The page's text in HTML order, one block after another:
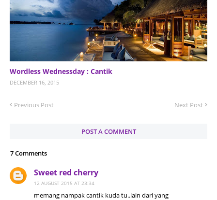
Wordless Wednessday : Cantik
DECEMBER 16, 2015
Previous Post Next Post
POST A COMMENT
7 Comments
Sweet red cherry
12 AUGUST 2015 AT 23:34
memang nampak cantik kuda tu..lain dari yang